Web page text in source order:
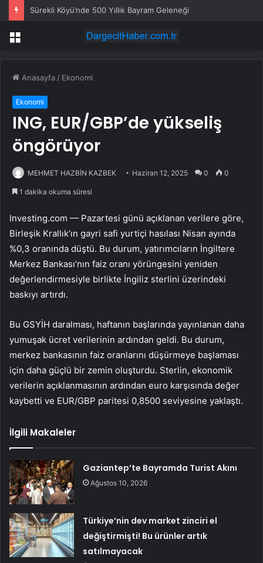
Sürekli Köyü’nde 500 Yıllık Bayram Geleneği
Menü
Anasayfa / Ekonomi
Ekonomi
ING, EUR/GBP’de yükseliş
öngörüyor
MEHMET HAZBİN KAZBEK Haziran 12, 2025 0 0
1 dakika okuma süresi
Investing.com — Pazartesi günü açıklanan verilere göre,
Birleşik Krallık’ın gayri safi yurtiçi hasılası Nisan ayında
%0,3 oranında düştü. Bu durum, yatırımcıların İngiltere
Merkez Bankası’nın faiz oranı yörüngesini yeniden
değerlendirmesiyle birlikte İngiliz sterlini üzerindeki
baskıyı artırdı.
Bu GSYİH daralması, haftanın başlarında yayınlanan daha
yumuşak ücret verilerinin ardından geldi. Bu durum,
merkez bankasının faiz oranlarını düşürmeye başlaması
için daha güçlü bir zemin oluşturdu. Sterlin, ekonomik
verilerin açıklanmasının ardından euro karşısında değer
kaybetti ve EUR/GBP paritesi 0,8500 seviyesine yaklaştı.
İlgili Makaleler
Gaziantep’te Bayramda Turist Akını
Ağustos 10, 2026
Türkiye’nin dev market zinciri el
değiştirmişti! Bu ürünler artık
satılmayacak